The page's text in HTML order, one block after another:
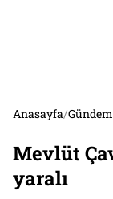
Anasayfa/Gündem
Mevlüt
yaralı